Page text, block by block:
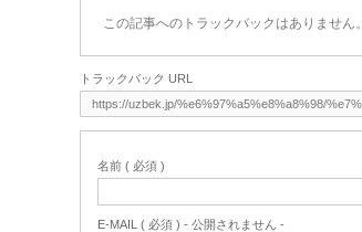
この記事へのトラックバックはありません。
トラックバック URL
名前 ( 必須 )
E-MAIL ( 必須 ) - 公開されません -